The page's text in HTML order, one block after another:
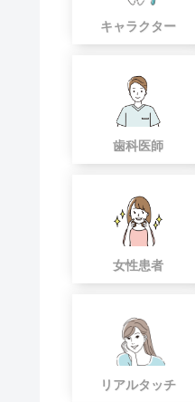
キャラクター
歯科医師
女性患者
リアルタッチ